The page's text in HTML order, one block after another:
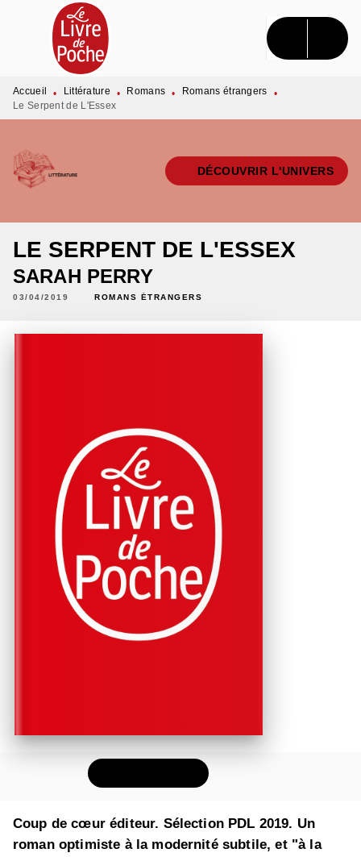
MENU RECHERCHE CONTENU
PIED DE PAGE
Accueil • Littérature • Romans • Romans étrangers
•
Le Serpent de L'Essex
DÉCOUVRIR L'UNIVERS
LE SERPENT DE L'ESSEX
SARAH PERRY
03/04/2019 ROMANS ÉTRANGERS
Coup de cœur éditeur. Sélection PDL 2019. Un
roman optimiste à la modernité subtile, et "à la